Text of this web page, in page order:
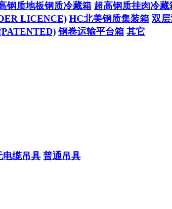
钢质地板钢质冷藏箱 超高钢质挂肉冷藏
LICENCE) HC北美钢质集装箱 双
钢卷运输平台箱 其它
电缆吊具 普通吊具